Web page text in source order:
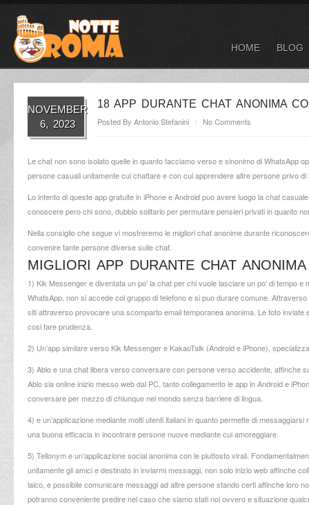
HOME BLOG
NOVEMBER
6, 2023
18 APP DURANTE CHAT ANONIMA
Posted By Antonio Stefanini No Comments
Le chat non sono isolato quelle in quanto facciamo verso e sinonimo di WhatsApp
persone casuali unitamente cui chattare e con cui apprendere altre persone privo
Lo intento di queste app gratuite in iPhone e Android puo avere luogo la chat
conoscere pero chi sono, dubbio solitario per permutare pensieri privati in quanto
Nella consiglio che segue vi mostreremo le migliori chat anonime durante
convenire tante persone diverse sulle chat.
MIGLIORI APP DURANTE CHAT ANONIMA
1) Kik Messenger e diventata un po’ la chat per chi vuole lasciare un po’ di tempo
WhatsApp, non si accede col gruppo di telefono e si puo durare comune.
siti attraverso provocare una scomparto email temporanea anonima. Le foto
cosi fare prudenza.
2) Un’app similare verso Kik Messenger e KakaoTalk (Android e iPhone),
3) Ablo e una chat libera verso conversare con persone verso accidente, affinche
Ablo sia online inizio messo web dal PC, tanto collegamento le app in Android e
conversare per mezzo di chiunque nel mondo senza barriere di lingua.
4) e un’applicazione mediante molti utenti italiani in quanto permette di
una buona efficacia in incontrare persone nuove mediante cui amoreggiare.
5) Tellonym e un’applicazione social anonima con le piuttosto virali.
unitamente gli amici e destinato in inviarmi messaggi, non solo inizio web affinche
laico, e possibile comunicare messaggi ad altre persone stando certi affinche loro
potranno conveniente predire nel caso che siamo stati noi ovvero e situazione